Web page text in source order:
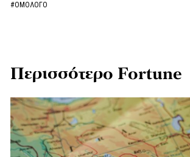
#ΟΜΟΛΟΓΟ
Περισσότερο Fortune